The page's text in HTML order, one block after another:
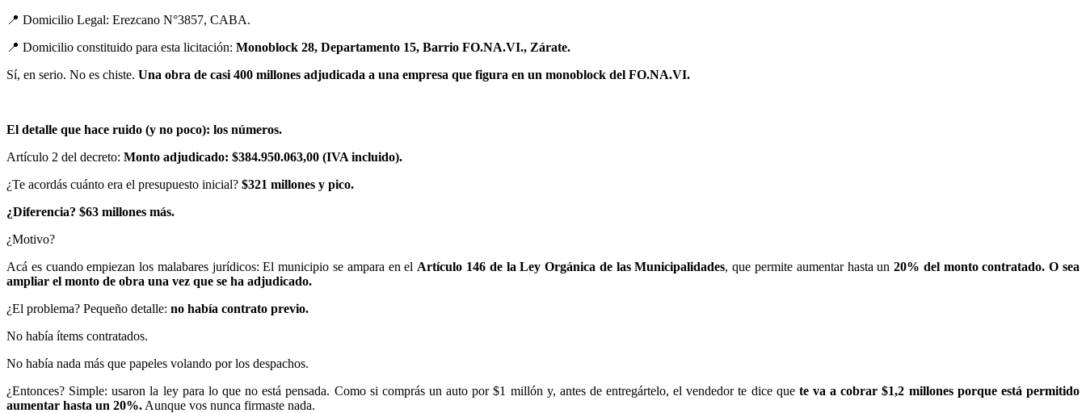
📍 Domicilio Legal: Erezcano N°3857, CABA.
📍 Domicilio constituido para esta licitación: Monoblock 28, Departamento 15, Barrio FO.NA.VI., Zárate.
Sí, en serio. No es chiste. Una obra de casi 400 millones adjudicada a una empresa que figura en un monoblock del FO.NA.VI.
El detalle que hace ruido (y no poco): los números.
Artículo 2 del decreto: Monto adjudicado: $384.950.063,00 (IVA incluido).
¿Te acordás cuánto era el presupuesto inicial? $321 millones y pico.
¿Diferencia? $63 millones más.
¿Motivo?
Acá es cuando empiezan los malabares jurídicos: El municipio se ampara en el Artículo 146 de la Ley Orgánica de las Municipalidades, que permite aumentar hasta un20% del monto contratado. O sea
ampliar el monto de obra una vez que se ha adjudicado.
¿El problema? Pequeño detalle: no había contrato previo.
No había ítems contratados.
No había nada más que papeles volando por los despachos.
¿Entonces? Simple: usaron la ley para lo que no está pensada. Como si comprás un auto por $1 millón y, antes de entregártelo, el vendedor te dice que te va a cobrar $1,2 millones porque está permitido
aumentar hasta un 20%. Aunque vos nunca firmaste nada.